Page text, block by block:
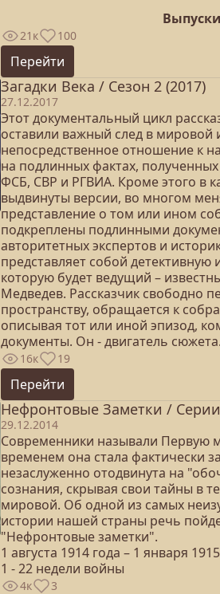
21к 100
Перейти
Загадки Века / Сезон 2 (2017)
27.12.2017
Этот документальный цикл
оставили важный след в мировой
непосредственное отношение к
на подлинных фактах,
ФСБ, СВР и РГВИА. Кроме этого в
выдвинуты версии, во многом
представление о том или ином
подкреплены подлинными
авторитетных экспертов и
представляет собой детективную
которую будет ведущий –
Медведев. Рассказчик свободно
пространству, обращается к
описывая тот или иной эпизод,
документы. Он - двигатель
16к 19
Перейти
Нефронтовые Заметки / Серии
29.12.2014
Современники называли Первую
временем она стала фактически
незаслуженно отодвинута на
сознания, скрывая свои тайны в
мировой. Об одной из самых
истории нашей страны речь
"Нефронтовые заметки".
1 августа 1914 года – 1 января
1 - 22 недели войны
4к 3